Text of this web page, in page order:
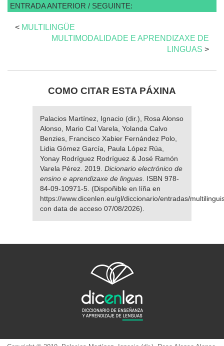
ENTRADA ANTERIOR / SEGUINTE:
< MULTILINGÜE
MULTIMODALIDADE E APRENDIZAXE DE
LINGUAS >
COMO CITAR ESTA PÁXINA
Palacios Martínez, Ignacio (dir.), Rosa Alonso
Alonso, Mario Cal Varela, Yolanda Calvo
Benzies, Francisco Xabier Fernández Polo,
Lidia Gómez García, Paula López Rúa,
Yonay Rodríguez Rodríguez & José Ramón
Varela Pérez. 2019. Dicionario electrónico de
ensino e aprendizaxe de linguas . ISBN 978-
84-09-10971-5. (Dispoñible en líña en
https://www.dicenlen.eu/gl/diccionario/entradas/
con data de acceso 07/08/2026).